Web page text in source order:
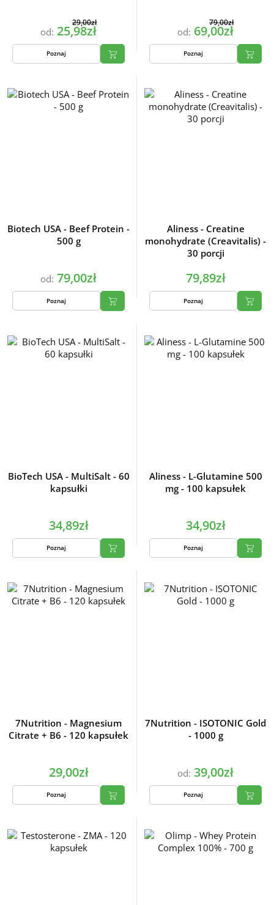
od:
29,00zł
25,98zł
Poznaj
od:
79,00zł
69,00zł
Poznaj
Biotech USA - Beef Protein -
500 g
od: 79,00zł
Poznaj
Aliness - Creatine
monohydrate (Creavitalis) -
30 porcji
79,89zł
Poznaj
BioTech USA - MultiSalt - 60
kapsułki
34,89zł
Poznaj
Aliness - L-Glutamine 500
mg - 100 kapsułek
34,90zł
Poznaj
7Nutrition - Magnesium
Citrate + B6 - 120 kapsułek
29,00zł
Poznaj
7Nutrition - ISOTONIC Gold
- 1000 g
od: 39,00zł
Poznaj